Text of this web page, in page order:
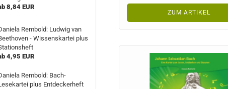
ZUM ARTIKEL
8,84 EUR
Rembold: Ludwig van
- Wissenskartei plus
4,95 EUR
Rembold: Bach-
plus Entdeckerheft